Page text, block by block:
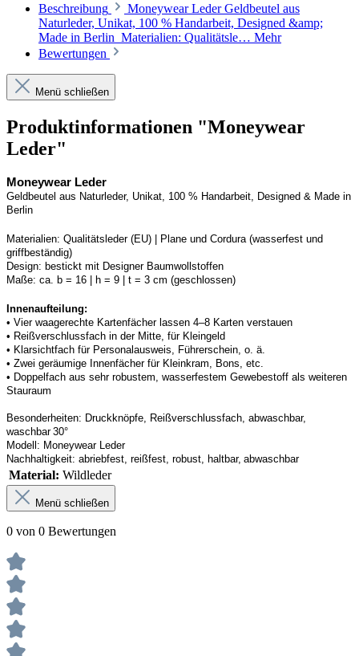
Beschreibung
Moneywear Leder Geldbeutel aus
Naturleder, Unikat, 100 % Handarbeit, Designed &amp;
Made in Berlin Materialien: Qualitätsle… Mehr
Bewertungen
Menü schließen
Produktinformationen "Moneywear
Leder"
Moneywear Leder
Geldbeutel aus Naturleder, Unikat, 100 % Handarbeit, Designed & Made in
Berlin
Materialien: Qualitätsleder (EU) | Plane und Cordura (wasserfest und
griffbeständig)
Design: bestickt mit Designer Baumwollstoffen
Maße: ca. b = 16 | h = 9 | t = 3 cm (geschlossen)
Innenaufteilung:
• Vier waagerechte Kartenfächer lassen 4–8 Karten verstauen
• Reißverschlussfach in der Mitte, für Kleingeld
• Klarsichtfach für Personalausweis, Führerschein, o. ä.
• Zwei geräumige Innenfächer für Kleinkram, Bons, etc.
• Doppelfach aus sehr robustem, wasserfestem Gewebestoff als weiteren
Stauraum
Besonderheiten: Druckknöpfe, Reißverschlussfach, abwaschbar,
waschbar 30°
Modell: Moneywear Leder
Nachhaltigkeit: abriebfest, reißfest, robust haltbar, abwaschbar
Material: Wildleder
Menü schließen
0 von 0 Bewertungen